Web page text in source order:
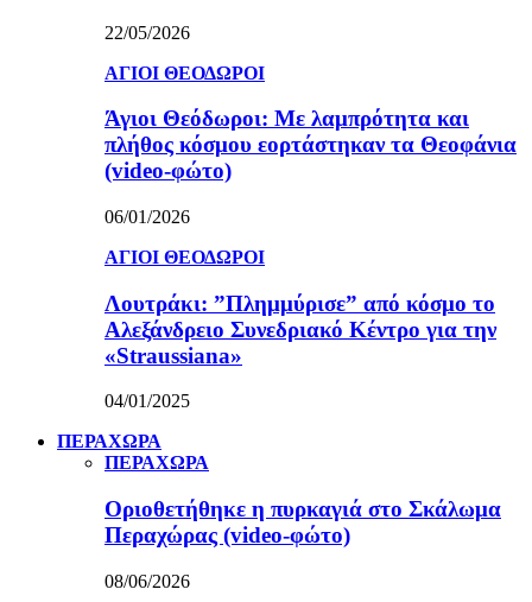
22/05/2026
ΑΓΙΟΙ ΘΕΟΔΩΡΟΙ
Άγιοι Θεόδωροι: Με λαμπρότητα και
πλήθος κόσμου εορτάστηκαν τα Θεοφάνια
(video-φώτο)
06/01/2026
ΑΓΙΟΙ ΘΕΟΔΩΡΟΙ
Λουτράκι: ”Πλημμύρισε” από κόσμο το
Αλεξάνδρειο Συνεδριακό Κέντρο για την
«Straussiana»
04/01/2025
ΠΕΡΑΧΩΡΑ
ΠΕΡΑΧΩΡΑ
Οριοθετήθηκε η πυρκαγιά στο Σκάλωμα
Περαχώρας (video-φώτο)
08/06/2026